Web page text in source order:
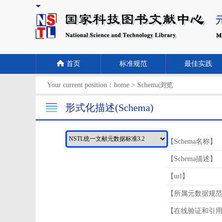
首页 标准规范 最佳实践
Your current position： home > Schema浏览
形式化描述(Schema)
【Schema名称】
【Schema描述】
【url】
【所属元数据规
【在线验证和引